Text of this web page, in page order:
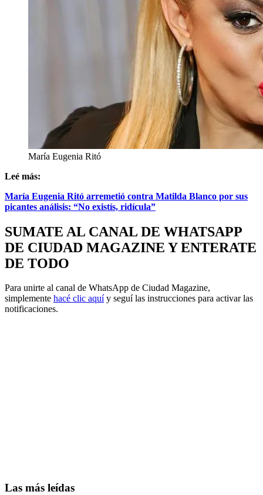
María Eugenia Ritó
Leé más:
María Eugenia Ritó arremetió contra Matilda Blanco por sus
picantes análisis: “No existís, ridícula”
SUMATE AL CANAL DE WHATSAPP
DE CIUDAD MAGAZINE Y ENTERATE
DE TODO
Para unirte al canal de WhatsApp de Ciudad Magazine,
simplemente hacé clic aquíy seguí las instrucciones para activar las
notificaciones.
Las más leídas